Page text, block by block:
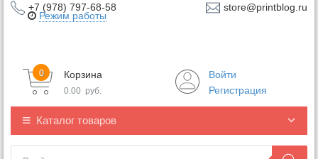
+7 (978) 797-68-58 store@printblog.ru
Режим работы
Корзина
0
0.00 руб.
Войти
Регистрация
Каталог товаров